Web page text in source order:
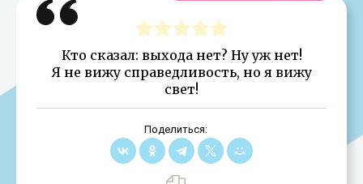
Кто сказал: выхода нет? Ну уж нет!
Я не вижу справедливость, но я вижу
свет!
Поделиться: